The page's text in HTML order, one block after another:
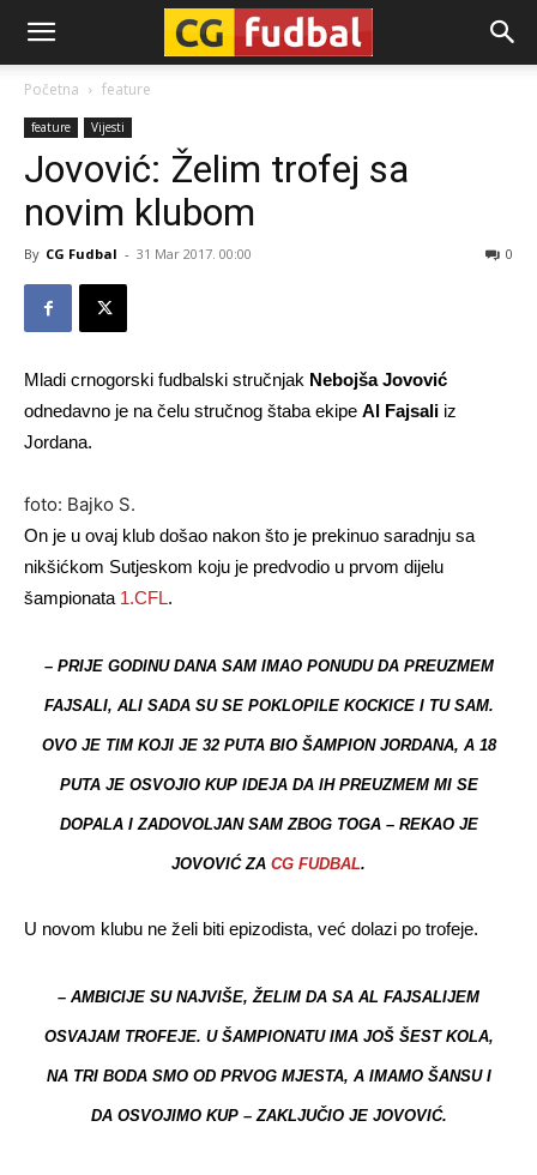
CG-
Fudbal
Početna feature
feature Vijesti
Jovović: Želim trofej sa
novim klubom
By CG Fudbal - 31 Mar 2017. 00:00 0
Mladi crnogorski fudbalski stručnjak Nebojša Jovović
odnedavno je na čelu stručnog štaba ekipe Al Fajsali iz
Jordana.
foto: Bajko S.
On je u ovaj klub došao nakon što je prekinuo saradnju sa
nikšićkom Sutjeskom koju je predvodio u prvom dijelu
šampionata 1.CFL.
– PRIJE GODINU DANA SAM IMAO PONUDU DA PREUZMEM
FAJSALI, ALI SADA SU SE POKLOPILE KOCKICE I TU SAM.
OVO JE TIM KOJI JE 32 PUTA BIO ŠAMPION JORDANA, A 18
PUTA JE OSVOJIO KUP IDEJA DA IH PREUZMEM MI SE
DOPALA I ZADOVOLJAN SAM ZBOG TOGA – REKAO JE
JOVOVIĆ ZA CG FUDBAL.
U novom klubu ne želi biti epizodista, već dolazi po trofeje.
– AMBICIJE SU NAJVIŠE, ŽELIM DA SA AL FAJSALIJEM
OSVAJAM TROFEJE. U ŠAMPIONATU IMA JOŠ ŠEST KOLA,
NA TRI BODA SMO OD PRVOG MJESTA, A IMAMO ŠANSU I
DA OSVOJIMO KUP – ZAKLJUČIO JE JOVOVIĆ.